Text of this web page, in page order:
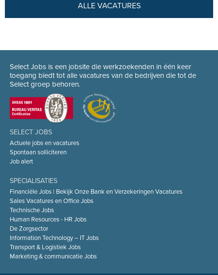
ALLE VACATURES
Select Jobs is een jobsite die werkzoekenden in één keer
toegang biedt tot alle vacatures van de bedrijven die tot de
Select groep behoren.
SELECT JOBS
Actuele jobs en vacatures
Spontaan solliciteren
Job alert
SPECIALISATIES
Financiële Jobs | Bekijk Onze Bank en Verzekeringen Vacatures
Sales Vacatures en Office Jobs
Technische Jobs
Human Resources - HR Jobs
De Zorgsector
Information Technology – IT Jobs
Transport & Logistiek Jobs
Marketing & communicatie Jobs